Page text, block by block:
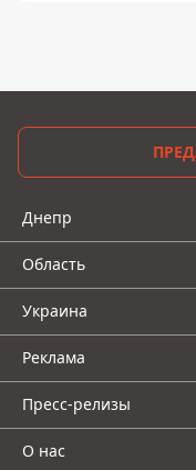
Днепр
Область
Украина
Реклама
Пресс-релизы
О нас